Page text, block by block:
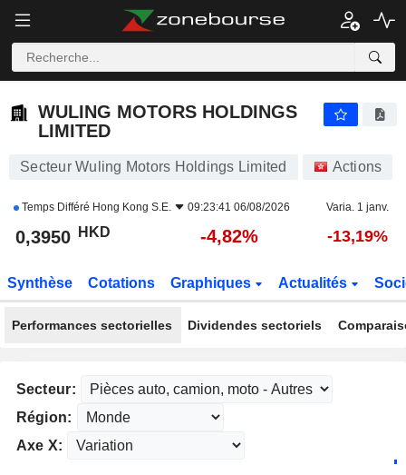
WULING MOTORS HOLDINGS
LIMITED
Secteur Wuling Motors Holdings Limited Actions
Temps Différé Hong Kong S.E. 09:23:41 06/08/2026 Varia. 1 janv.
0,3950 HKD -4,82% -13,19%
Synthèse Cotations Graphiques Actualités
Performances sectorielles Dividendes sectoriels
Secteur:
Région:
Axe X: